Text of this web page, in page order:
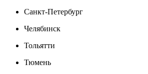
Санкт-Петербург
Челябинск
Тольятти
Тюмень